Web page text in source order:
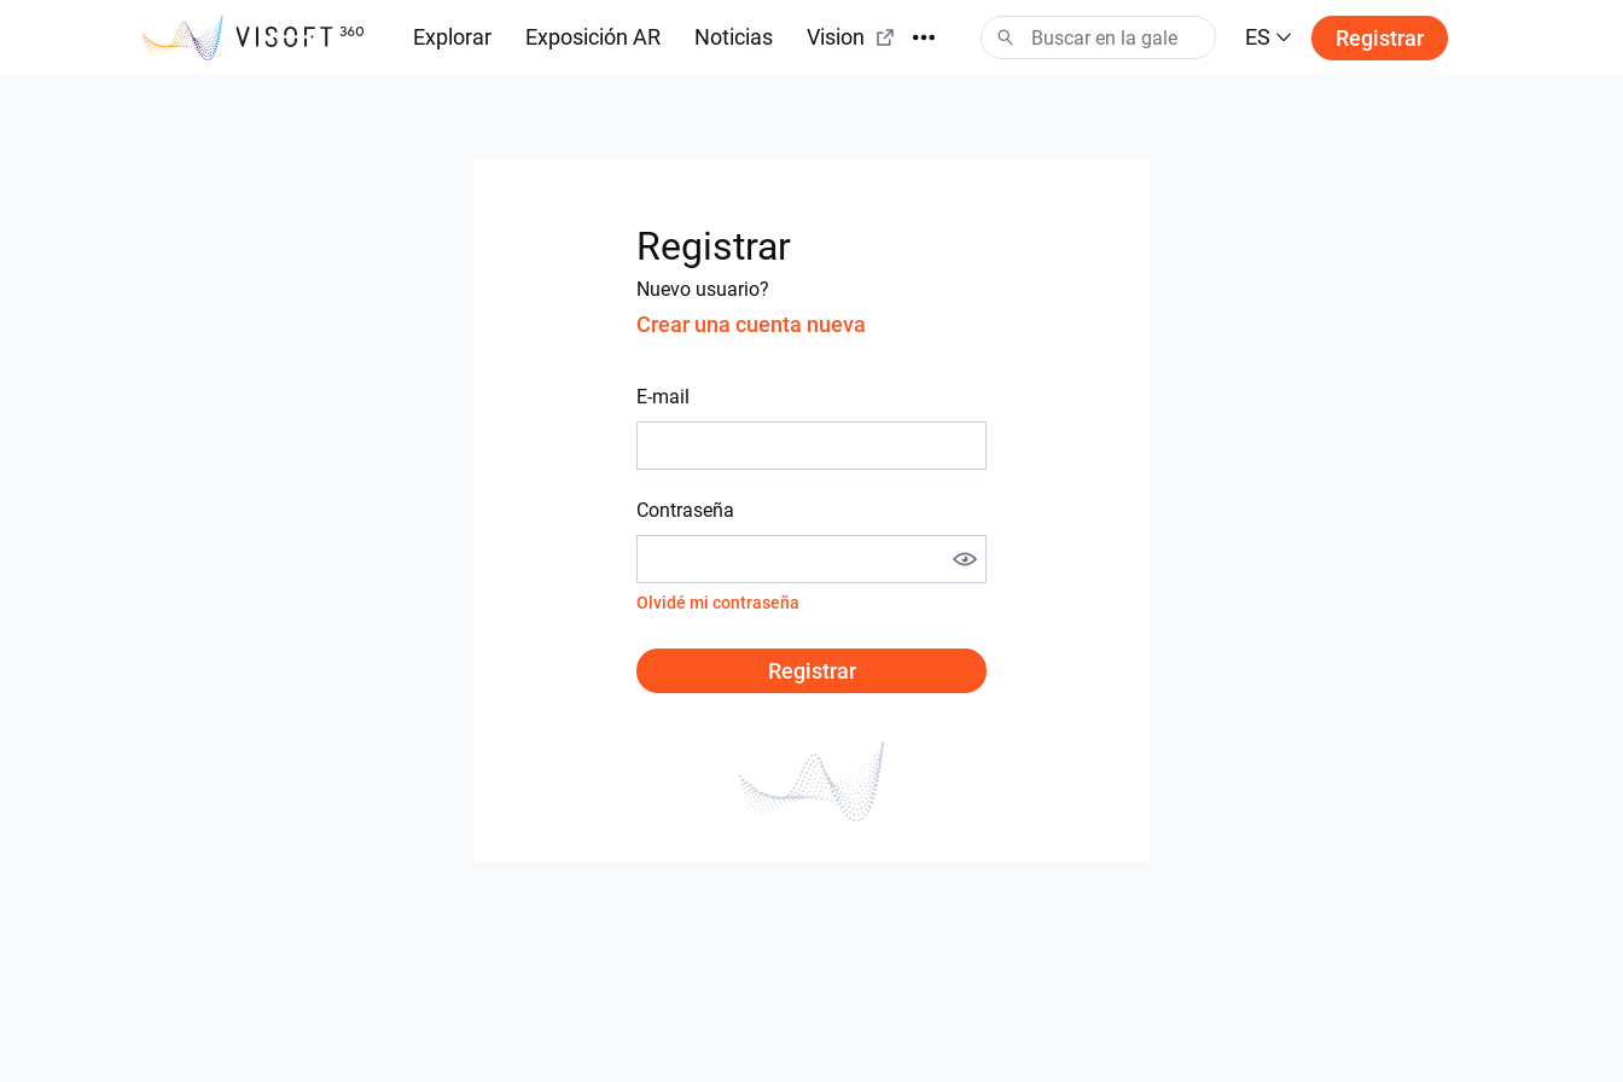
Explorar Exposición AR Noticias Vision ES Registrar
Registrar
Nuevo usuario?
Crear una cuenta nueva
E-mail
Contraseña
Olvidé mi contraseña
Registrar